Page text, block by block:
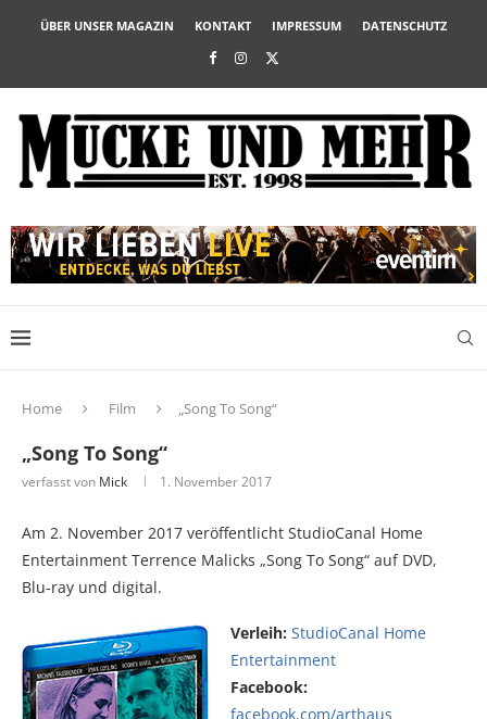
ÜBER UNSER MAGAZIN KONTAKT IMPRESSUM DATENSCHUTZ
Home Film „Song To Song“
„Song To Song“
verfasst von Mick 1. November 2017
Am 2. November 2017 veröffentlicht StudioCanal Home
Entertainment Terrence Malicks „Song To Song“ auf DVD,
Blu-ray und digital.
Verleih: StudioCanal Home
Entertainment
Facebook:
facebook.com/arthaus